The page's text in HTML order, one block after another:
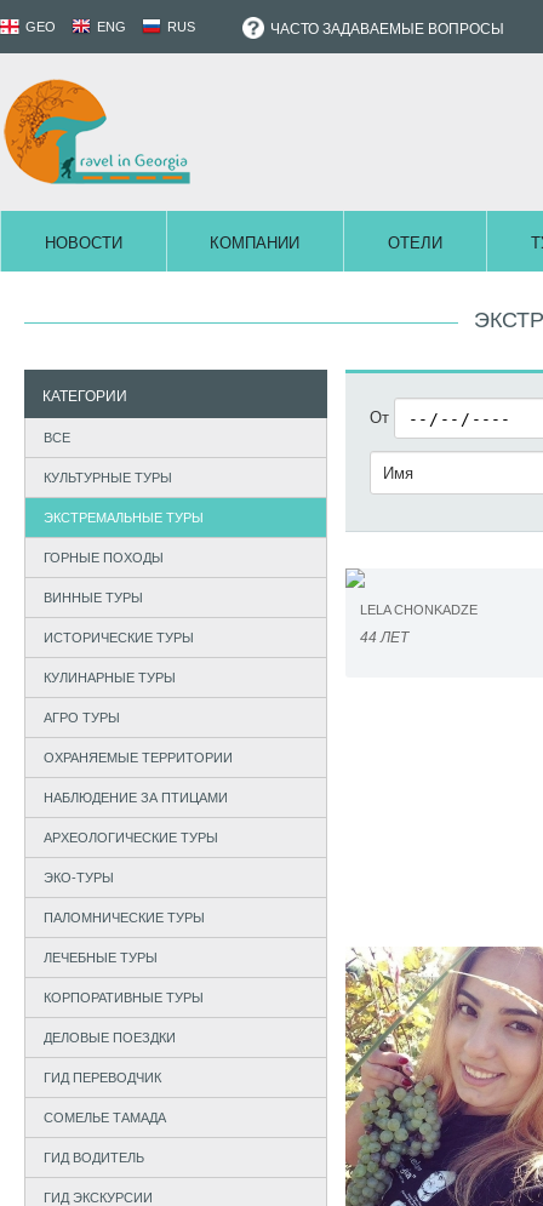
GEO ENG RUS ЧАСТО ЗАДАВАЕМЫЕ ВОПРОСЫ
НОВОСТИ КОМПАНИИ ОТЕЛИ
КАТЕГОРИИ
ВСЕ
КУЛЬТУРНЫЕ ТУРЫ
ЭКСТРЕМАЛЬНЫЕ ТУРЫ
ГОРНЫЕ ПОХОДЫ
ВИННЫЕ ТУРЫ
ИСТОРИЧЕСКИЕ ТУРЫ
КУЛИНАРНЫЕ ТУРЫ
АГРО ТУРЫ
ОХРАНЯЕМЫЕ ТЕРРИТОРИИ
НАБЛЮДЕНИЕ ЗА ПТИЦАМИ
АРХЕОЛОГИЧЕСКИЕ ТУРЫ
ЭКО-ТУРЫ
ПАЛОМНИЧЕСКИЕ ТУРЫ
ЛЕЧЕБНЫЕ ТУРЫ
КОРПОРАТИВНЫЕ ТУРЫ
ДЕЛОВЫЕ ПОЕЗДКИ
ГИД ПЕРЕВОДЧИК
СОМЕЛЬЕ ТАМАДА
ГИД ВОДИТЕЛЬ
ГИД ЭКСКУРСИИ
От
LELA CHONKADZE
44 ЛЕТ